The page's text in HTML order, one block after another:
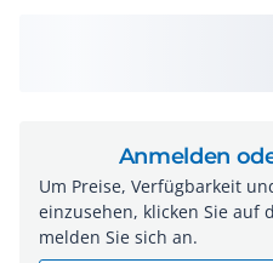
Anmelden
Um Preise, Verfügbarkeit
einzusehen, klicken Sie auf
melden Sie sich an.